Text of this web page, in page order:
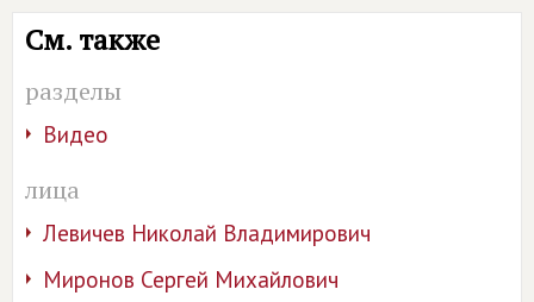
См. также
разделы
Видео
лица
Левичев Николай Владимирович
Миронов Сергей Михайлович